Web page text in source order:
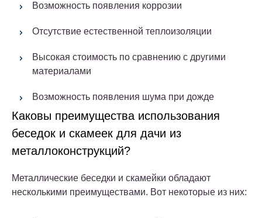
Возможность появления коррозии
Отсутствие естественной теплоизоляции
Высокая стоимость по сравнению с другими
материалами
Возможность появления шума при дожде
Каковы преимущества использования
беседок и скамеек для дачи из
металлоконструкций?
Металлические беседки и скамейки обладают
несколькими преимуществами. Вот некоторые из них: